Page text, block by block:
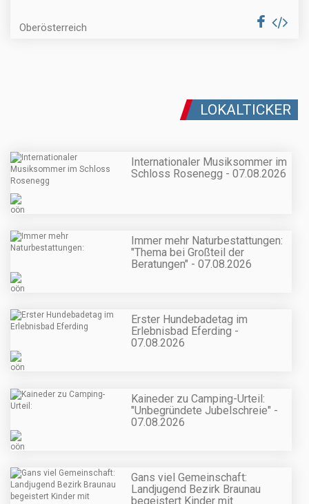
Oberösterreich
LOKALTICKER
Internationaler Musiksommer im
Schloss Rosenegg - 07.08.2026
Immer mehr Naturbestattungen:
"Thema bei Großteil der
Beratungen" - 07.08.2026
Erster Hundebadetag im
Erlebnisbad Eferding -
07.08.2026
Kaineder zu Camping-Urteil:
"Unbegründete Jubelschreie" -
07.08.2026
Gans viel Gemeinschaft:
Landjugend Bezirk Braunau
begeistert Kinder mit